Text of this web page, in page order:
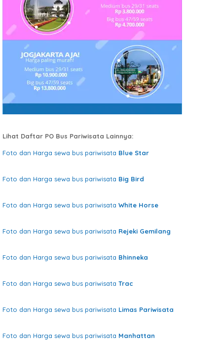
Lihat Daftar PO Bus Pariwisata Lainnya:
Foto dan Harga sewa bus pariwisata Blue Star
Foto dan Harga sewa bus pariwisata Big Bird
Foto dan Harga sewa bus pariwisata White Horse
Foto dan Harga sewa bus pariwisata Rejeki Gemilang
Foto dan Harga sewa bus pariwisata Bhinneka
Foto dan Harga sewa bus pariwisata Trac
Foto dan Harga sewa bus pariwisata Limas Pariwisata
Foto dan Harga sewa bus pariwisata Manhattan